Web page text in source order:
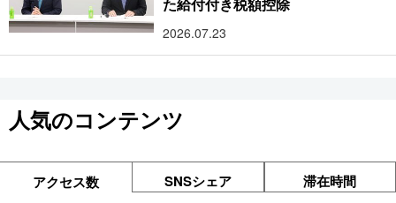
2026.07.23
人気のコンテンツ
アクセス数 SNSシェア 滞在時間